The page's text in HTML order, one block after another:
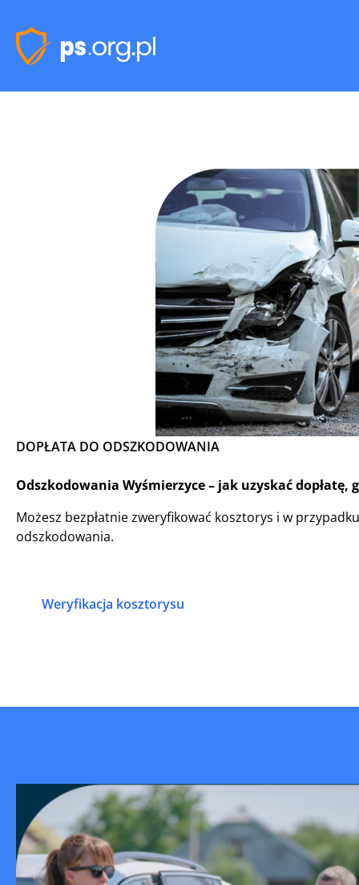
DOPŁATA DO ODSZKODOWANIA
Odszkodowania Wyśmierzyce – jak uzyskać dopłatę,
Możesz bezpłatnie zweryfikować kosztorys i w
odszkodowania.
Weryfikacja kosztorysu